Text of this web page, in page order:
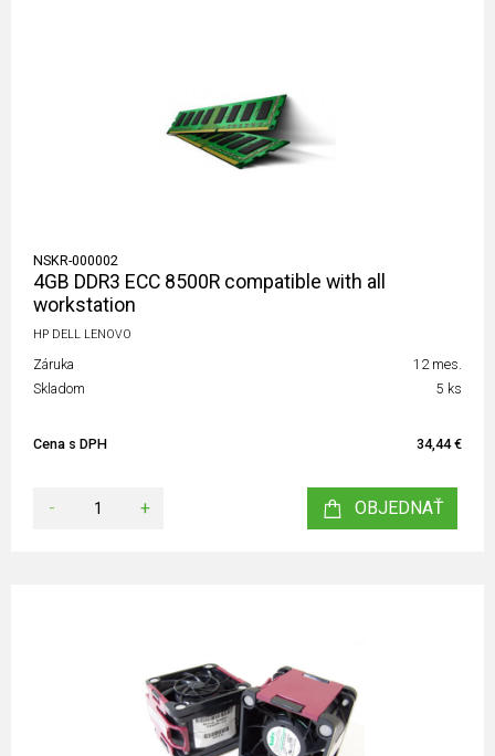
NSKR-000002
4GB DDR3 ECC 8500R compatible with all
workstation
HP DELL LENOVO
Záruka
12 mes.
Skladom
5 ks
Cena s DPH 34,44 €
- + OBJEDNAŤ